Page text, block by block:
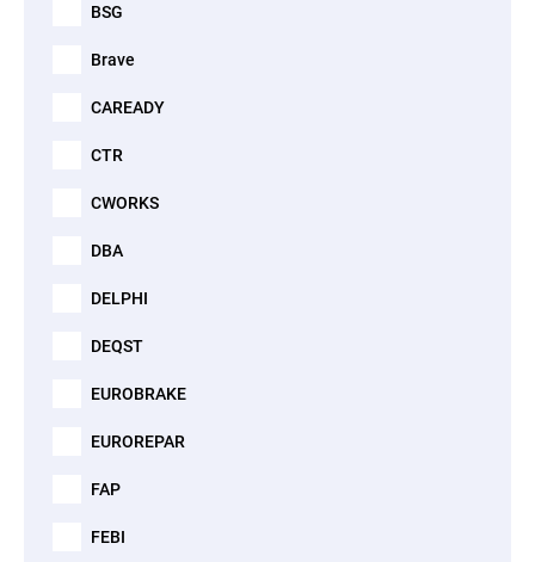
BSG
Brave
CAREADY
CTR
CWORKS
DBA
DELPHI
DEQST
EUROBRAKE
EUROREPAR
FAP
FEBI